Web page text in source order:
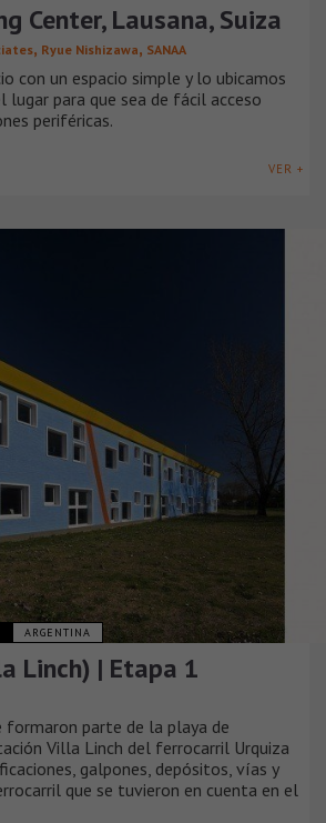
Center, Lausana, Suiza
, Ryue Nishizawa, SANAA
con un espacio simple y lo ubicamos
lugar para que sea de fácil acceso
periféricas.
VER +
ARGENTINA
Linch) | Etapa 1
formaron parte de la playa de
Villa Linch del ferrocarril Urquiza
galpones, depósitos, vías y
que se tuvieron en cuenta en el